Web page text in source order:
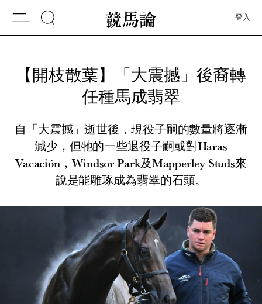
登入
【開枝散葉】「大震撼」後裔轉
任種馬成翡翠
自「大震撼」逝世後，現役子嗣的數量將逐漸
減少，但牠的一些退役子嗣或對Haras
Vacación，Windsor Park及Mapperley Studs來
說是能雕琢成為翡翠的石頭。